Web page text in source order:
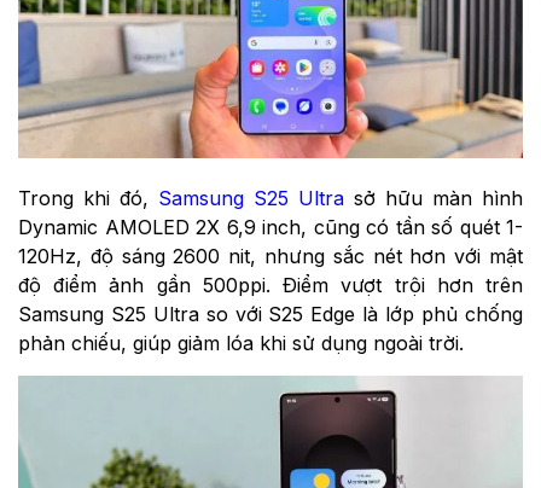
Trong khi đó, Samsung S25 Ultra sở hữu màn hình
Dynamic AMOLED 2X 6,9 inch, cũng có tần số quét 1-
120Hz, độ sáng 2600 nit, nhưng sắc nét hơn với mật
độ điểm ảnh gần 500ppi. Điểm vượt trội hơn trên
Samsung S25 Ultra so với S25 Edge là lớp phủ chống
phản chiếu, giúp giảm lóa khi sử dụng ngoài trời.